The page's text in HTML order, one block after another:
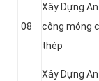
08
Xây Dựng
công móng
thép
Xây Dựng